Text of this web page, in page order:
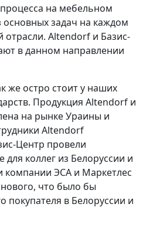
на мебельном
задач на каждом
Altendorf и Базис-
в данном направлении
же остро стоит у наших
Продукция Altendorf и
на рынке Ураины и
Altendorf
Центр провели
коллег из Белоруссии и
компании ЭСА и Маркетлес
что было бы
покупателя в Белоруссии и